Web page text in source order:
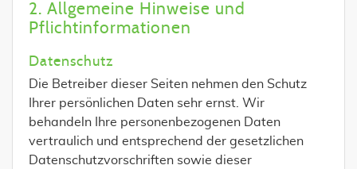
2. Allgemeine Hinweise und
Pflichtinformationen
Datenschutz
Die Betreiber dieser Seiten nehmen den Schutz
Ihrer persönlichen Daten sehr ernst. Wir
behandeln Ihre personenbezogenen Daten
vertraulich und entsprechend der gesetzlichen
Datenschutzvorschriften sowie dieser